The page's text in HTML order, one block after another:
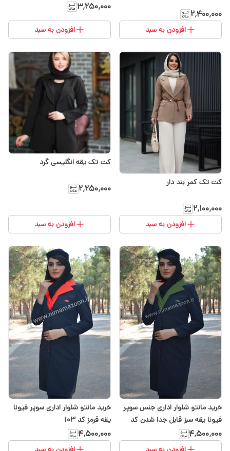
۲٬۴۰۰٬۰۰۰
افزودن به سبد
۳٬۲۵۰٬۰۰۰
افزودن به سبد
کت تک کمر بند دار
۲٬۱۰۰٬۰۰۰
افزودن به سبد
کت تک یقه انگلیسی گرد
۲٬۲۵۰٬۰۰۰
افزودن به سبد
خرید مانتو شلوار اداری جنس سوپر
فیونا یقه سبز قابل جدا شدن کد
۱۰۳
۴٬۵۰۰٬۰۰۰
خرید مانتو شلوار اداری سوپر فیونا
یقه قرمز کد ۱۰۳
۴٬۵۰۰٬۰۰۰